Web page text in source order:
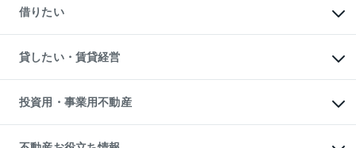
中古一戸建ての購入
不動産購入の流れ
注目キーワード物件特集
購入ガイド
English 繁体中文簡体中文
一戸建ての売却・査定
土地の売却・査定
スピードAI査定
不動産査定について
不動産売却の流れ
不動産買換えの流れ
売却ガイド
借りたい
オフィス・店舗の賃貸
借りるときの流れ
借りるガイド
貸したい・賃貸経営
マンション賃料データ
賃貸管理プラン
リロケーションについて
投資用・事業用不動産
事業用不動産